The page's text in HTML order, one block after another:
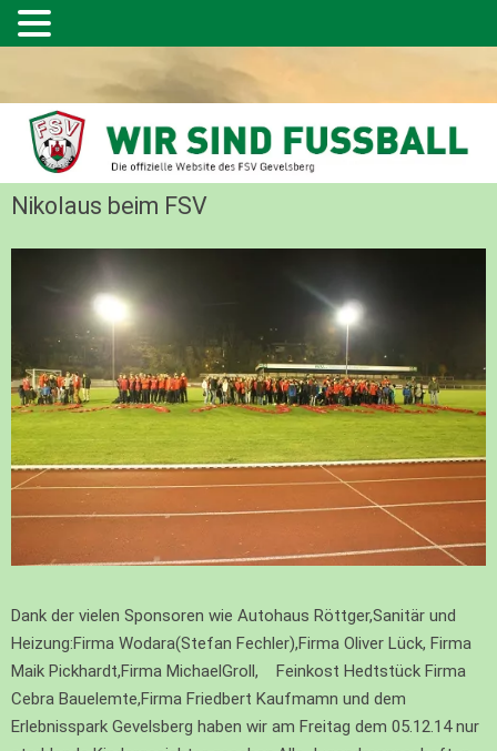
Nikolaus beim FSV
Dank der vielen Sponsoren wie Autohaus Röttger,Sanitär und
Heizung:Firma Wodara(Stefan Fechler),Firma Oliver Lück, Firma
Maik Pickhardt,Firma MichaelGroll, Feinkost Hedtstück Firma
Cebra Bauelemte,Firma Friedbert Kaufmamn und dem
Erlebnisspark Gevelsberg haben wir am Freitag dem 05.12.14 nur